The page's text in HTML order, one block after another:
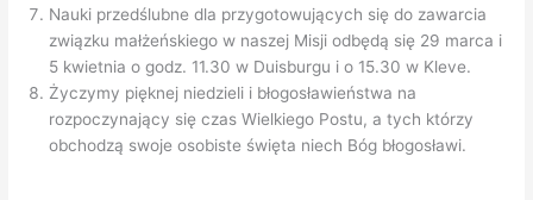
Nauki przedślubne dla przygotowujących się do zawarcia
związku małżeńskiego w naszej Misji odbędą się 29 marca i
5 kwietnia o godz. 11.30 w Duisburgu i o 15.30 w Kleve.
Życzymy pięknej niedzieli i błogosławieństwa na
rozpoczynający się czas Wielkiego Postu, a tych którzy
obchodzą swoje osobiste święta niech Bóg błogosławi.